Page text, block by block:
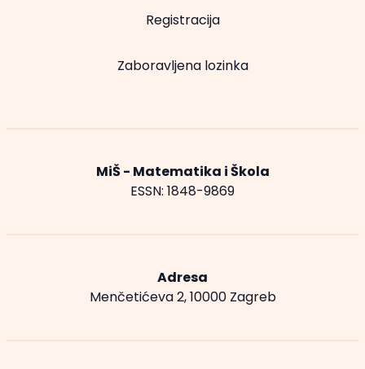
Registracija
Zaboravljena lozinka
MiŠ - Matematika i Škola
ESSN: 1848-9869
Adresa
Menčetićeva 2, 10000 Zagreb